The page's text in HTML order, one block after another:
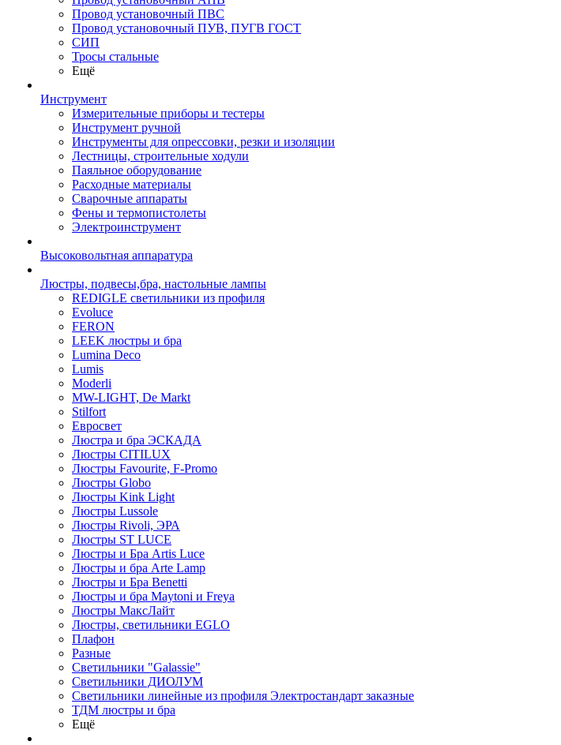
Провод установочный ПВС
Провод установочный ПУВ, ПУГВ ГОСТ
СИП
Тросы стальные
Ещё
Инструмент
Измерительные приборы и тестеры
Инструмент ручной
Инструменты для опрессовки, резки и изоляции
Лестницы, строительные ходули
Паяльное оборудование
Расходные материалы
Сварочные аппараты
Фены и термопистолеты
Электроинструмент
Высоковольтная аппаратура
Люстры, подвесы,бра, настольные лампы
REDIGLE светильники из профиля
Evoluce
FERON
LEEK люстры и бра
Lumina Deco
Lumis
Moderli
MW-LIGHT, De Markt
Stilfort
Евросвет
Люстра и бра ЭСКАДА
Люстры CITILUX
Люстры Favourite, F-Promo
Люстры Globo
Люстры Kink Light
Люстры Lussole
Люстры Rivoli, ЭРА
Люстры ST LUCE
Люстры и Бра Artis Luce
Люстры и бра Arte Lamp
Люстры и Бра Benetti
Люстры и бра Maytoni и Freya
Люстры МаксЛайт
Люстры, светильники EGLO
Плафон
Разные
Светильники "Galassie"
Светильники ДИОЛУМ
Светильники линейные из профиля Электростандарт заказные
ТДМ люстры и бра
Ещё